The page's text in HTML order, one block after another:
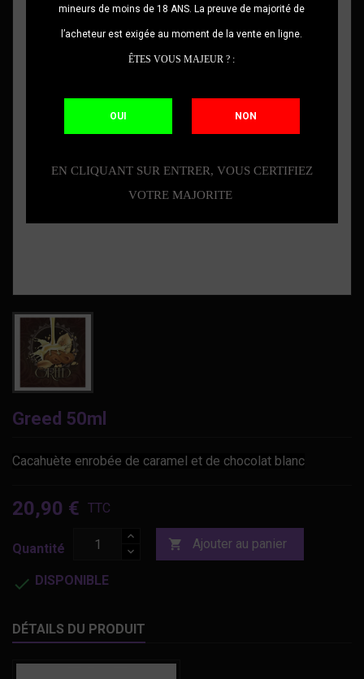
mineurs de moins de 18 ANS. La preuve de majorité de
l’acheteur est exigée au moment de la vente en ligne.
ÊTES VOUS MAJEUR ? :
OUI NON
EN CLIQUANT SUR ENTRER, VOUS CERTIFIEZ
VOTRE MAJORITE
Greed 50ml
Cacahuète enrobée de caramel et de chocolat blanc
20,90 € TTC
Quantité  Ajouter au panier
 DISPONIBLE
DÉTAILS DU PRODUIT